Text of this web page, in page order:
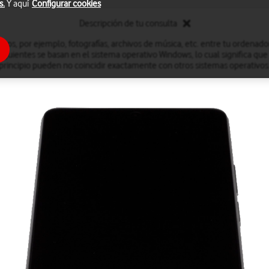
por ejemplo, fotografías, archivos de música, etc. entre tu
se basan en el sistema operativo Windows, lo cual significa
pueden no coincidir exactamente con otros sistemas
Y aquí Configurar cookies